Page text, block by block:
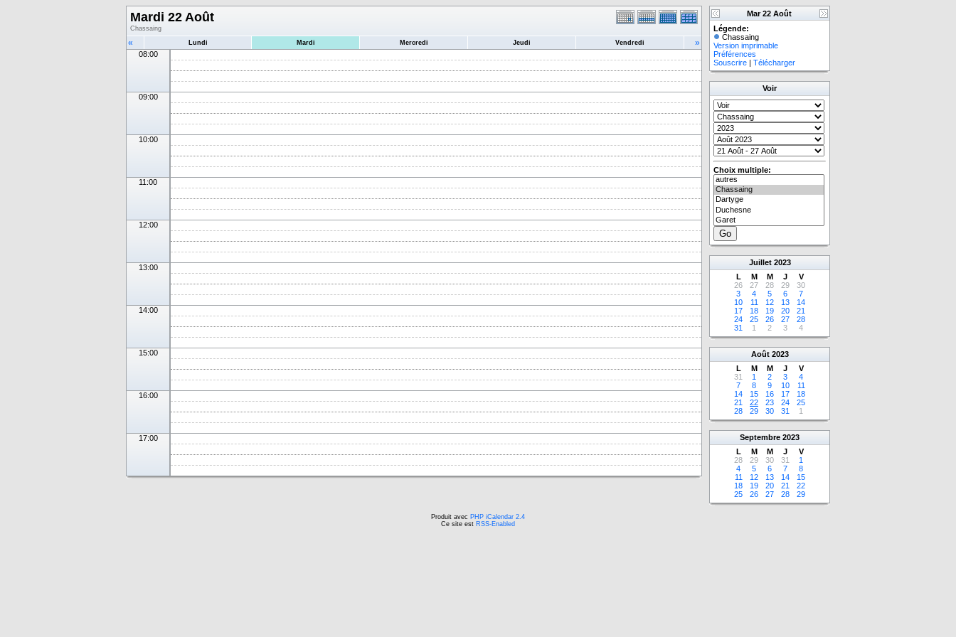
Mardi 22 Août
Chassaing
« Lundi Mardi Mercredi Jeudi Vendredi »
08:00
09:00
10:00
11:00
12:00
13:00
14:00
15:00
16:00
17:00
Mar 22 Août
Légende:
Chassaing
Version imprimable
Préférences
Souscrire | Télécharger
Voir
Choix multiple:
Juillet 2023
L
M M J
V
26
27 28 29
30
3
4 5 6
7
10
11 12 13
14
17
18 19 20
21
24
25 26 27
28
31
1 2 3 4
Août 2023
L
M M J
V
31
1 2 3
4
7
8 9 10
11
14
15 16 17
18
21
22 23 24
25
28
29 30 31 1
Septembre 2023
L
M M J
V
28
29 30 31
1
4
5 6 7
8
11
12 13 14
15
18
19 20 21
22
25
26 27 28 29
Produit avec PHP iCalendar 2.4
Ce site est RSS-Enabled